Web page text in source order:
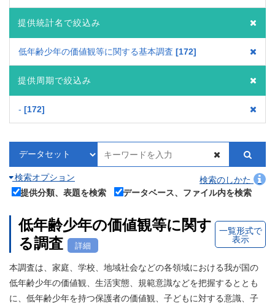
提供統計名で絞込み
低年齢少年の価値観等に関する基本調査 172
提供周期で絞込み
- 172
検索オプション
検索のしかた
提供分類、表題を検索
データベース、ファイル内を検索
低年齢少年の価値観等に関す
る調査
詳細
一覧形式で
表示
本調査は、家庭、学校、地域社会などの各領域における我が国の
低年齢少年の価値観、生活実態、規範意識などを把握するととも
に、低年齢少年を持つ保護者の価値観、子どもに対する意識、子